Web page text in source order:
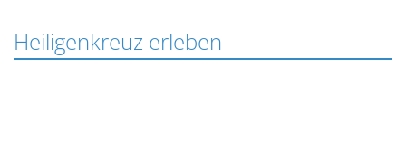
Heiligenkreuz erleben